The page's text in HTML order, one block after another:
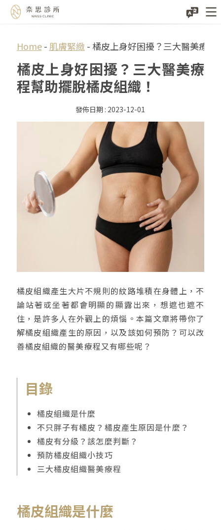
content
Home- 肌膚緊緻 - 橘皮上身好困擾？三大醫美療程
橘皮上身好困擾？三大醫美療
程幫助擺脫橘皮組織！
2023-12-01
橘皮組織產生大片不規則的紋路堆積在身體上，不
論站著或坐著都會明顯的顯露出來，想遮也遮不
住，是許多人在外觀上的煩惱。本篇文章將帶你了
解橘皮組織產生的原因，以及該如何預防？可以改
善橘皮組織的醫美療程又有哪些呢？
目錄
橘皮組織是什麼
不只胖子有橘皮？橘皮產生原因是什麼？
橘皮有分級？該怎麼判斷？
預防橘皮組織小技巧
三大橘皮組織醫美療程
橘皮組織是什麼